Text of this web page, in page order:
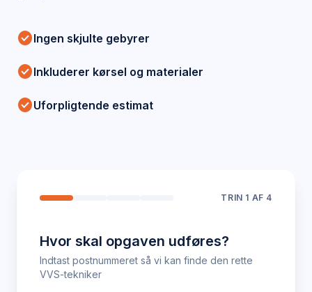
check_circleIngen skjulte gebyrer
check_circleInkluderer kørsel og materialer
check_circleUforpligtende estimat
TRIN 1 AF 4
Hvor skal opgaven udføres?
Indtast postnummeret så vi kan finde den rette
VVS-tekniker